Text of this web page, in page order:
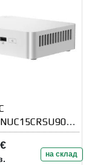
на склад